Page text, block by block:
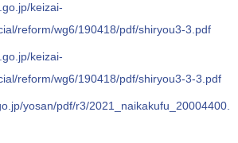
keizai-
reform/wg6/190418/pdf/shiryou3-3.pdf
keizai-
reform/wg6/190418/pdf/shiryou3-3-3.pdf
yosan/pdf/r3/2021_naikakufu_20004400.